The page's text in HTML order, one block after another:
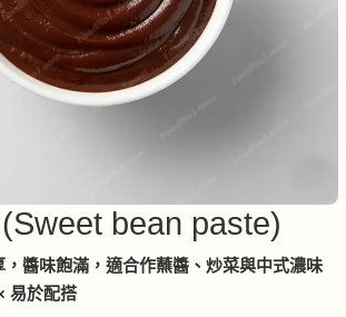
bean paste)
醬味飽滿，適合作蘸醬、炒菜與中式濃味
易於配搭